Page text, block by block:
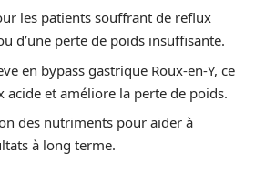
les patients souffrant de reflux
d’une perte de poids insuffisante.
en bypass gastrique Roux-en-Y, ce
et améliore la perte de poids.
des nutriments pour aider à
à long terme.